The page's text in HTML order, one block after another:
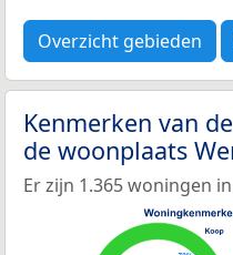
Overzicht gebieden
Kenmerken van
de woonplaats
Er zijn 1.365 woningen